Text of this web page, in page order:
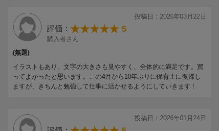
投稿日：2026年03月22日
評価： 5
購入者さん
(無題)
イラストもあり、文字の大きさも見やすく、全体的に満足です。買
ってよかったと思います。この4月から10年ぶりに保育士に復帰し
ますが、きちんと勉強して仕事に活かせるようにしていきます！
投稿日：2026年01月24日